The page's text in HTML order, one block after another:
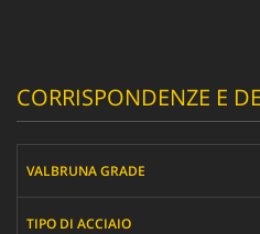
CORRISPONDENZE E
VALBRUNA GRADE
TIPO DI ACCIAIO